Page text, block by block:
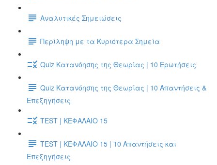
Αναλυτικές Σημειώσεις
Περίληψη με τα Κυριότερα Σημεία
Quiz Κατανόησης της Θεωρίας | 10 Ερωτήσεις
Quiz Κατανόησης της Θεωρίας | 10 Απαντήσεις &
Επεξηγήσεις
TEST | ΚΕΦΑΛΑΙΟ 15
TEST | ΚΕΦΑΛΑΙΟ 15 | 10 Απαντήσεις και
Επεξηγήσεις